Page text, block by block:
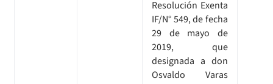
Resolución Exenta
IF/N° 549, de fecha
29 de mayo de
2019, que
designada a don
Osvaldo Varas